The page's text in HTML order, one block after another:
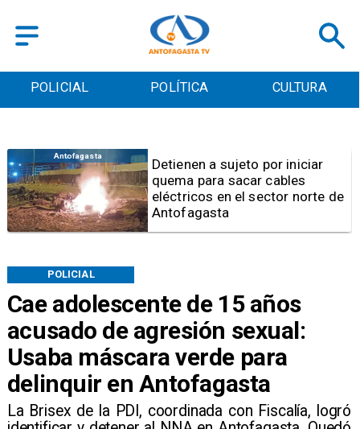
POLICIAL POLÍTICA CULTURA
Cae adolescente de 15 años
acusado de agresión sexual:
Usaba máscara verde para
delinquir en Antofagasta
​La Brisex de la PDI, coordinada con Fiscalía, logró
POLICIAL
Antofagasta
Detienen a sujeto por iniciar
quema para sacar cables
eléctricos en el sector norte de
Antofagasta